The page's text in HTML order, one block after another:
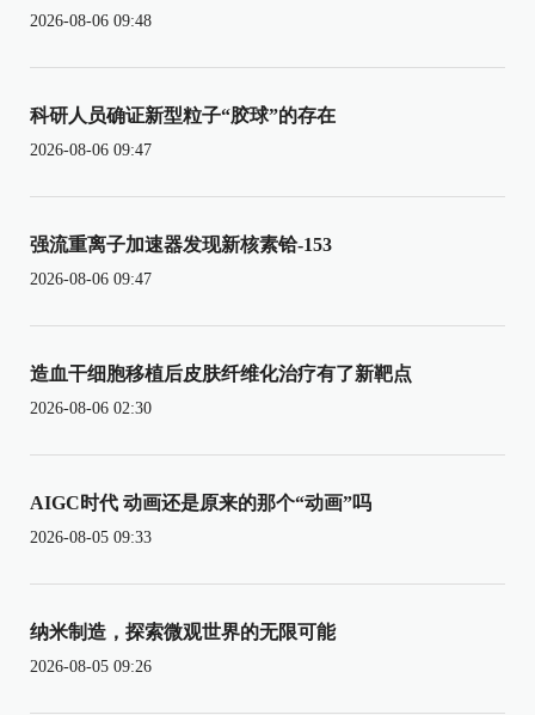
2026-08-06 09:48
科研人员确证新型粒子“胶球”的存在
2026-08-06 09:47
强流重离子加速器发现新核素铪-153
2026-08-06 09:47
造血干细胞移植后皮肤纤维化治疗有了新靶点
2026-08-06 02:30
AIGC时代 动画还是原来的那个“动画”吗
2026-08-05 09:33
纳米制造，探索微观世界的无限可能
2026-08-05 09:26